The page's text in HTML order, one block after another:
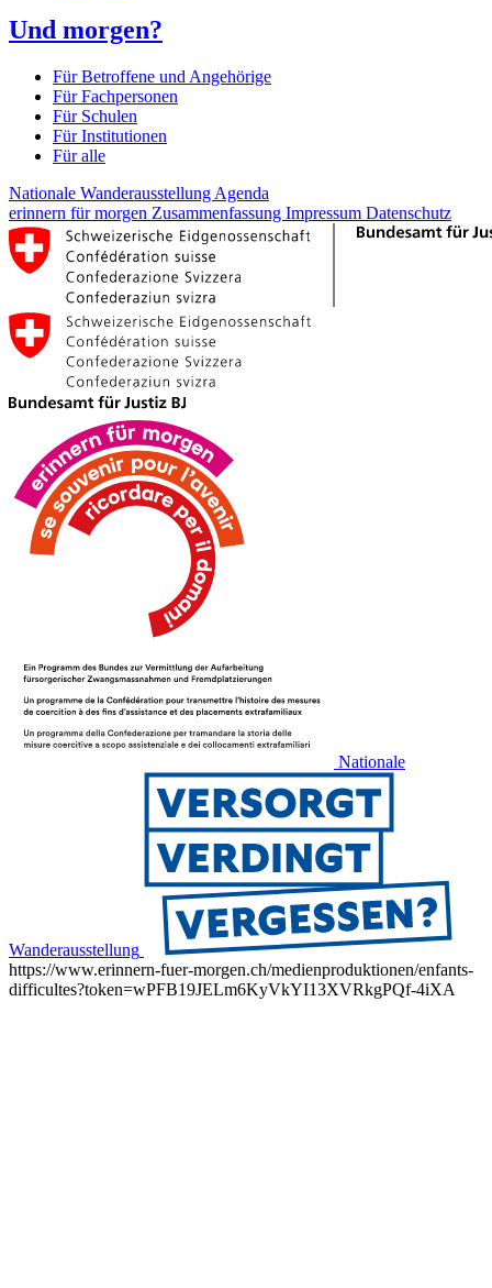
Und morgen?
Für Betroffene und Angehörige
Für Fachpersonen
Für Schulen
Für Institutionen
Für alle
Nationale Wanderausstellung Agenda
erinnern für morgen Zusammenfassung Impressum Datenschutz
Nationale
Wanderausstellung
https://www.erinnern-fuer-morgen.ch/medienproduktionen/enfants-
difficultes?token=wPFB19JELm6KyVkYI13XVRkgPQf-4iXA